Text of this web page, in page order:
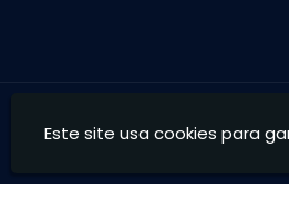
CNPJ: 39.828.426/
Este site usa cookies para